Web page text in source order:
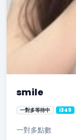
smile
一對多等待中 i349
一對多點數